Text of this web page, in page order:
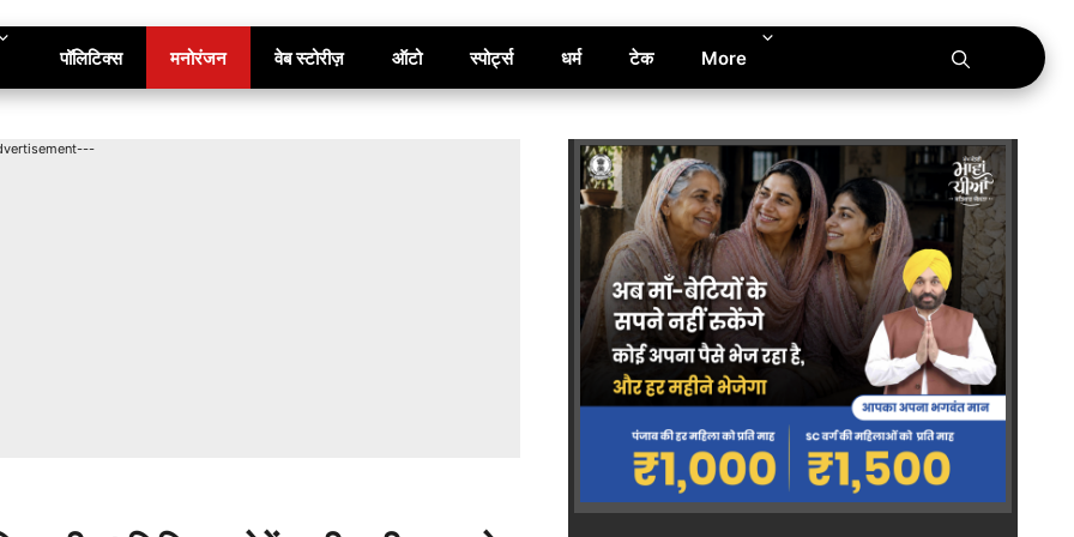
पॉलिटिक्स मनोरंजन वेब स्टोरीज़ ऑटो स्पोर्ट्स धर्म टेक More